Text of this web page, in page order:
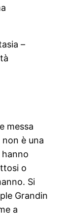
–
messa
è una
o
Si
Grandin
a